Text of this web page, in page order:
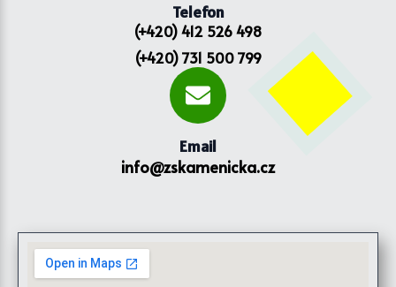
Telefon
(+420) 412 526 498
(+420) 731 500 799
Email
info@zskamenicka.cz